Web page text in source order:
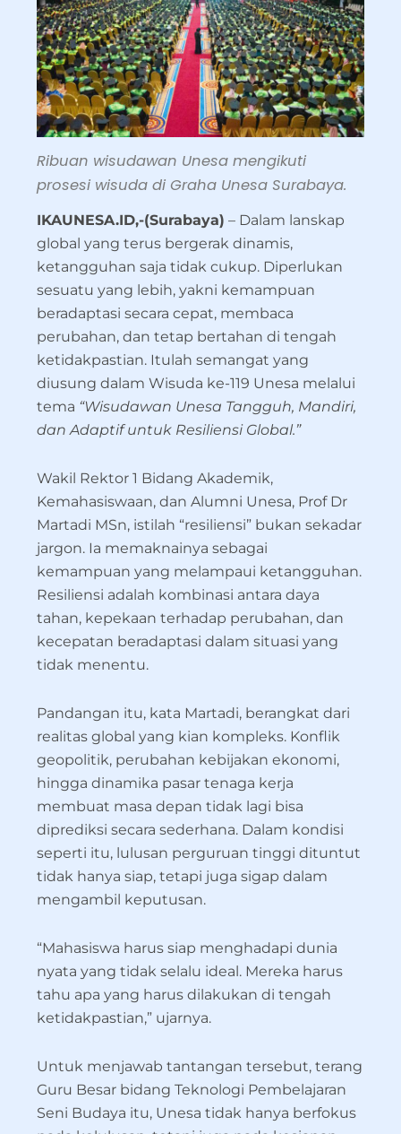
Ribuan wisudawan Unesa mengikuti
prosesi wisuda di Graha Unesa Surabaya.
IKAUNESA.ID,-(Surabaya) – Dalam lanskap
global yang terus bergerak dinamis,
ketangguhan saja tidak cukup. Diperlukan
sesuatu yang lebih, yakni kemampuan
beradaptasi secara cepat, membaca
perubahan, dan tetap bertahan di tengah
ketidakpastian. Itulah semangat yang
diusung dalam Wisuda ke-119 Unesa melalui
tema “Wisudawan Unesa Tangguh, Mandiri,
dan Adaptif untuk Resiliensi Global.”
Wakil Rektor 1 Bidang Akademik,
Kemahasiswaan, dan Alumni Unesa, Prof Dr
Martadi MSn, istilah “resiliensi” bukan sekadar
jargon. Ia memaknainya sebagai
kemampuan yang melampaui ketangguhan.
Resiliensi adalah kombinasi antara daya
tahan, kepekaan terhadap perubahan, dan
kecepatan beradaptasi dalam situasi yang
tidak menentu.
Pandangan itu, kata Martadi, berangkat dari
realitas global yang kian kompleks. Konflik
geopolitik, perubahan kebijakan ekonomi,
hingga dinamika pasar tenaga kerja
membuat masa depan tidak lagi bisa
diprediksi secara sederhana. Dalam kondisi
seperti itu, lulusan perguruan tinggi dituntut
tidak hanya siap, tetapi juga sigap dalam
mengambil keputusan.
“Mahasiswa harus siap menghadapi dunia
nyata yang tidak selalu ideal. Mereka harus
tahu apa yang harus dilakukan di tengah
ketidakpastian,” ujarnya.
Untuk menjawab tantangan tersebut, terang
Guru Besar bidang Teknologi Pembelajaran
Seni Budaya itu, Unesa tidak hanya berfokus